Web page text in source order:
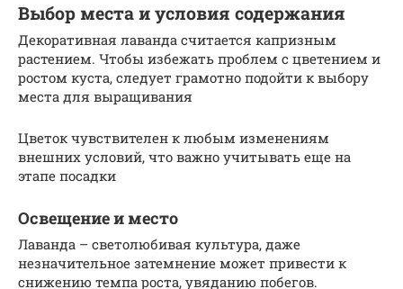
Выбор места и условия содержания
Декоративная лаванда считается капризным
растением. Чтобы избежать проблем с цветением и
ростом куста, следует грамотно подойти к выбору
места для выращивания
Цветок чувствителен к любым изменениям
внешних условий, что важно учитывать еще на
этапе посадки
Освещение и место
Лаванда – светолюбивая культура, даже
незначительное затемнение может привести к
снижению темпа роста, увяданию побегов.